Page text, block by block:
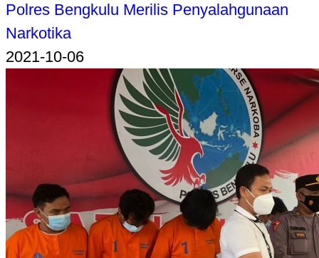
Polres Bengkulu Merilis Penyalahgunaan
Narkotika
2021-10-06